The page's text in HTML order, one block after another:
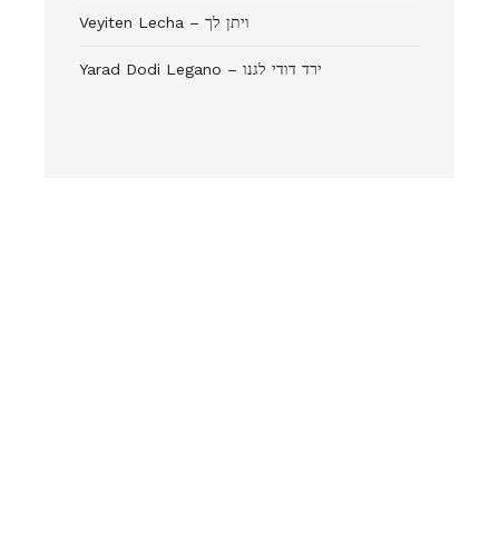
Veyiten Lecha – ויתן לך
Yarad Dodi Legano – ירד דודי לגנו